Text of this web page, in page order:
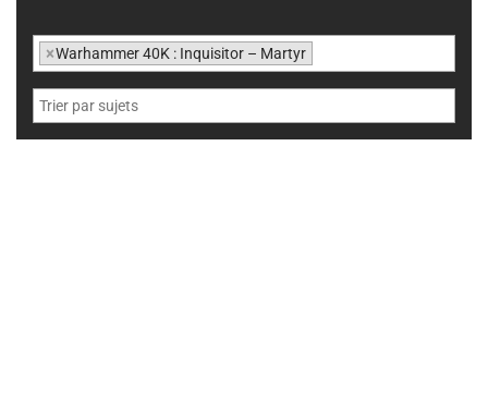
×Warhammer 40K : Inquisitor – Martyr